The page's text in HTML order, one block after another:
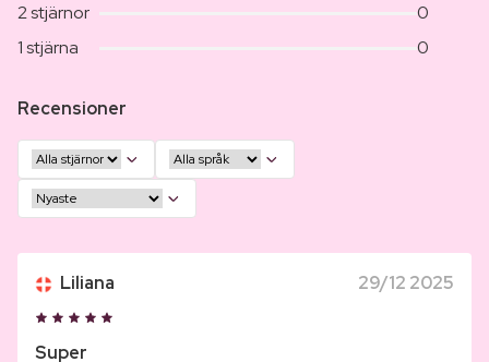
2 stjärnor
0
1 stjärna
0
Recensioner
Liliana 29/12 2025
Super